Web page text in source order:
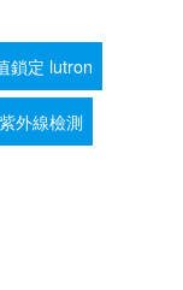
鎖定 lutron
外線檢測